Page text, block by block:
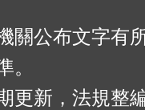
關公布文字有
。
更新，法規整